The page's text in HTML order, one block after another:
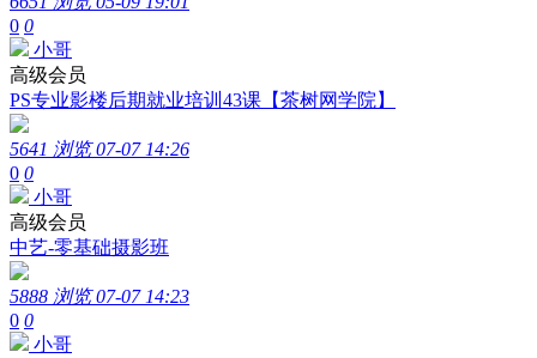
0 0
小哥
高级会员
PS专业影楼后期就业培训43课【茶树网学院】
5641 浏览 07-07 14:26
0 0
小哥
高级会员
中艺-零基础摄影班
5888 浏览 07-07 14:23
0 0
小哥